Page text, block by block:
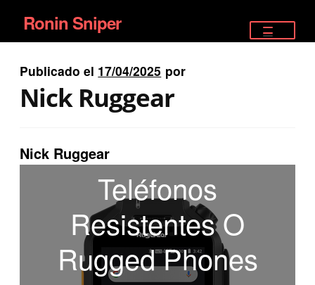
Ir
a
la
navegación
Ir
al
contenido
Ronin Sniper
EQUIPAMIENTO ÉLITE
RIFLES DEPORTIVOS
Publicado el 17/04/2025 por
Nick Ruggear
Nick Ruggear
Teléfonos
Resistentes O
Rugged Phones